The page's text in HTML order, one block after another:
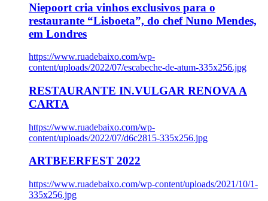
Niepoort cria vinhos exclusivos para o
restaurante “Lisboeta”, do chef Nuno Mendes,
em Londres
https://www.ruadebaixo.com/wp-
content/uploads/2022/07/escabeche-de-atum-335x256.jpg
RESTAURANTE IN.VULGAR RENOVA A
CARTA
https://www.ruadebaixo.com/wp-
content/uploads/2022/07/d6c2815-335x256.jpg
ARTBEERFEST 2022
https://www.ruadebaixo.com/wp-content/uploads/2021/10/1-
335x256.jpg